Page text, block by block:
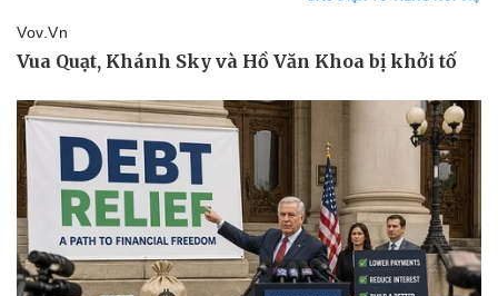
Thể thao
Bóng đá
Lịch thi đấu bóng đá
Thế giới thể thao
eSports
Hậu trường
Ô tô - Xe máy
Xe máy
Tư vấn